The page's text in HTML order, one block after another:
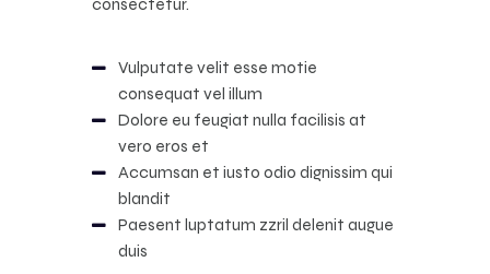
consectetur.
Vulputate velit esse motie
consequat vel illum
Dolore eu feugiat nulla facilisis at
vero eros et
Accumsan et iusto odio dignissim qui
blandit
Paesent luptatum zzril delenit augue
duis